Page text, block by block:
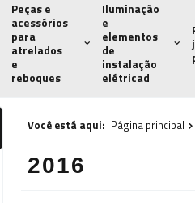
Peças e
acessórios
para
atrelados
e
reboques
Iluminação
e
elementos
de
instalação
elétricad
Você está aqui: Página principal
2016